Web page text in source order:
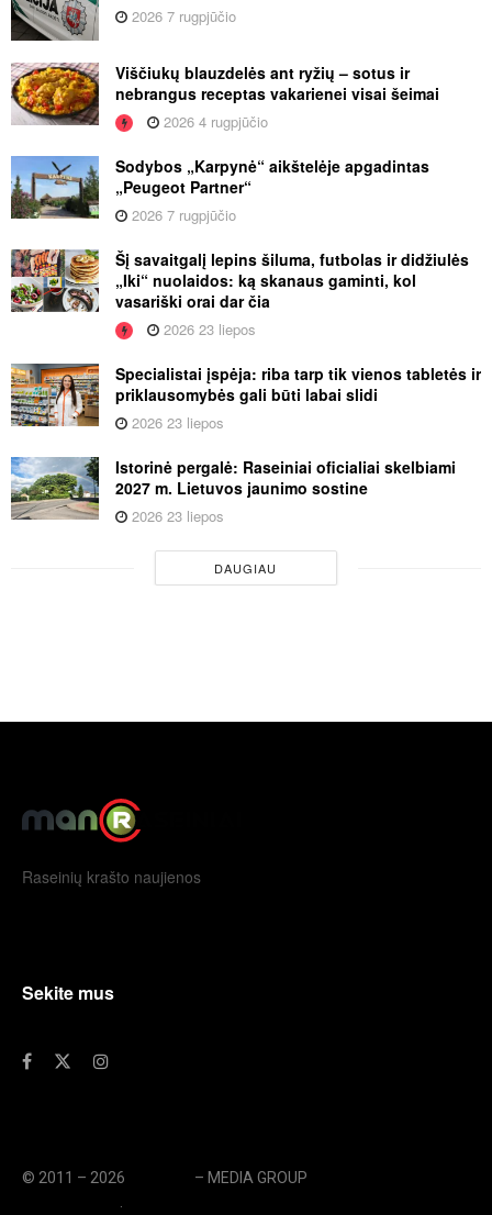
2026 7 rugpjūčio
Viščiukų blauzdelės ant ryžių – sotus ir
nebrangus receptas vakarienei visai šeimai
2026 4 rugpjūčio
Sodybos „Karpynė“ aikštelėje apgadintas
„Peugeot Partner“
2026 7 rugpjūčio
Šį savaitgalį lepins šiluma, futbolas ir didžiulės
„Iki“ nuolaidos: ką skanaus gaminti, kol
vasariški orai dar čia
2026 23 liepos
Specialistai įspėja: riba tarp tik vienos tabletės ir
priklausomybės gali būti labai slidi
2026 23 liepos
Istorinė pergalė: Raseiniai oficialiai skelbiami
2027 m. Lietuvos jaunimo sostine
2026 23 liepos
DAUGIAU
Raseinių krašto naujienos
Sekite mus
© 2011 – 2026 – MEDIA GROUP
.